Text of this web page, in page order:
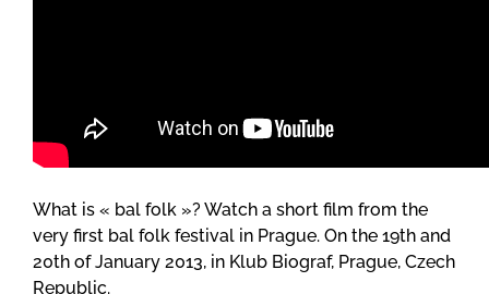
What is « bal folk »? Watch a short film from the
very first bal folk festival in Prague. On the 19th and
20th of January 2013, in Klub Biograf, Prague, Czech
Republic.